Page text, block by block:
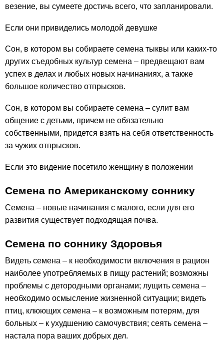
везение, вы сумеете достичь всего, что запланировали.
Если они привиделись молодой девушке
Сон, в котором вы собираете семена тыквы или каких-то
других съедобных культур семена – предвещают вам
успех в делах и любых новых начинаниях, а также
большое количество отпрысков.
Сон, в котором вы собираете семена – сулит вам
общение с детьми, причем не обязательно
собственными, придется взять на себя ответственность
за чужих отпрысков.
Если это видение посетило женщину в положении
Семена по Американскому соннику
Семена – новые начинания с малого, если для его
развития существует подходящая почва.
Семена по соннику Здоровья
Видеть семена – к необходимости включения в рацион
наиболее употребляемых в пищу растений; возможны
проблемы с детородными органами; лущить семена –
необходимо осмысление жизненной ситуации; видеть
птиц, клюющих семена – к возможным потерям, для
больных – к ухудшению самочувствия; сеять семена –
настала пора ваших добрых дел.